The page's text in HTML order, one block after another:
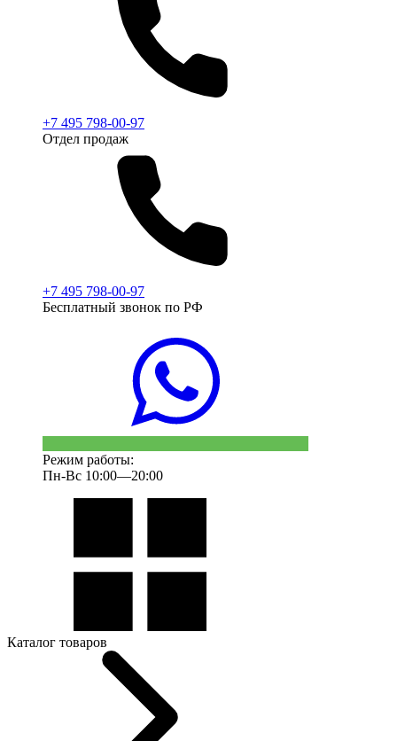
+7 495 798-00-97
Отдел продаж
+7 495 798-00-97
Бесплатный звонок по РФ
Режим работы:
Пн-Вс 10:00—20:00
Каталог товаров